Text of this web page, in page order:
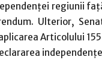
regiunii
Ulterior,
Articolului